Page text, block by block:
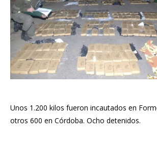
Unos 1.200 kilos fueron incautados en
otros 600 en Córdoba. Ocho detenidos.